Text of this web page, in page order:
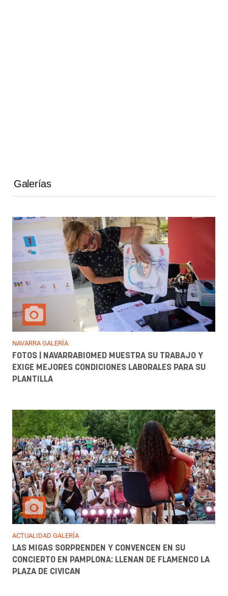
Galerías
NAVARRA GALERÍA
FOTOS | NAVARRABIOMED MUESTRA SU TRABAJO Y
EXIGE MEJORES CONDICIONES LABORALES PARA SU
PLANTILLA
ACTUALIDAD GALERÍA
LAS MIGAS SORPRENDEN Y CONVENCEN EN SU
CONCIERTO EN PAMPLONA: LLENAN DE FLAMENCO LA
PLAZA DE CIVICAN